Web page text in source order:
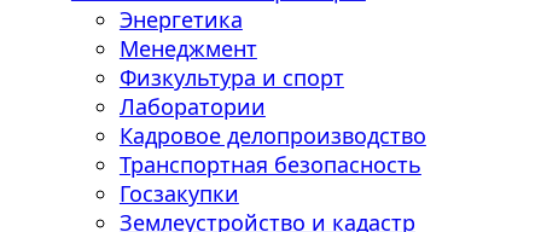
Энергетика
Менеджмент
Физкультура и спорт
Лаборатории
Кадровое делопроизводство
Транспортная безопасность
Госзакупки
Землеустройство и кадастр